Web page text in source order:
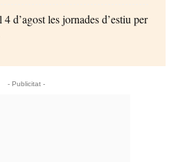
d’agost les jornades d’estiu per
- Publicitat -